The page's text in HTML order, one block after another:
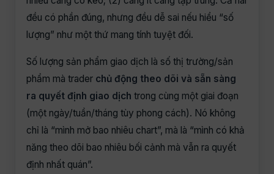
đều có phần đúng, nhưng đều dễ sai nếu hiểu “số
lượng” như một thứ mang tính tuyệt đối.
Số lượng sản phẩm giao dịch là số thị trường/sản
phẩm mà trader chủ động theo dõi và sẵn sàng
ra quyết định giao dịch trong cùng một giai đoạn
(một ngày/tuần/tháng tùy phong cách). Nó không
chỉ là “mình mở bao nhiêu chart”, mà là “mình có khả
năng theo dõi bao nhiêu bối cảnh mà vẫn ra quyết
định nhất quán”.